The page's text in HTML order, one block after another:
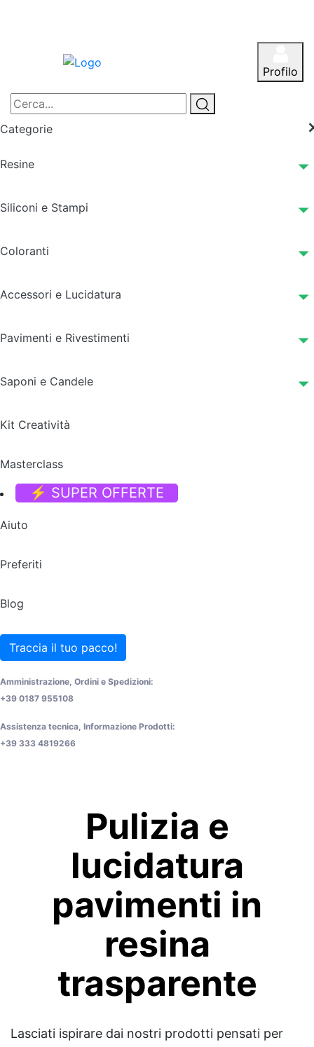
Profilo
Categorie
Resine
Siliconi e Stampi
Coloranti
Accessori e Lucidatura
Pavimenti e Rivestimenti
Saponi e Candele
Kit Creatività
Masterclass
⚡ SUPER OFFERTE
Aiuto
Preferiti
Blog
Traccia il tuo pacco!
Amministrazione, Ordini e Spedizioni:
+39 0187 955108
Assistenza tecnica, Informazione Prodotti:
+39 333 4819266
Pulizia e
lucidatura
pavimenti in
resina
trasparente
Lasciati ispirare dai nostri prodotti pensati per